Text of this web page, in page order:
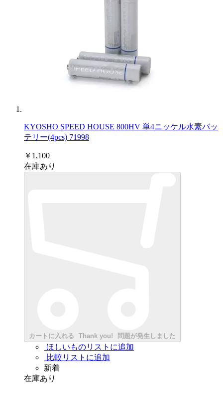
KYOSHO SPEED HOUSE 800HV 単4ニッケル水素バッ
テリー(4pcs) 71998
￥1,100
在庫あり
カートに入れる Thank you! 問題が発生しました
ほしいものリストに追加
比較リストに追加
新着
在庫あり